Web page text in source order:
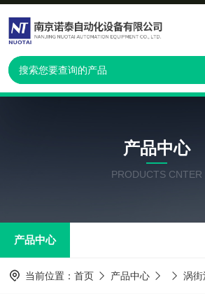
产品中心
PRODUCTS CNTER
产品中心
当前位置： 首页 产品中心 涡街